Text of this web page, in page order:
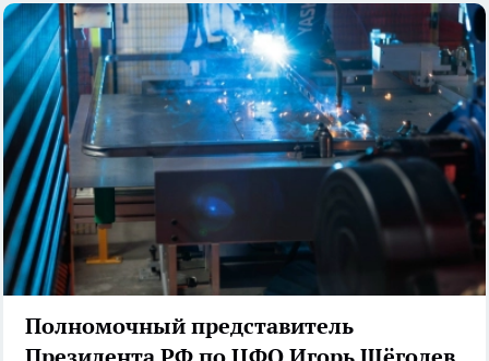
Полномочный представитель